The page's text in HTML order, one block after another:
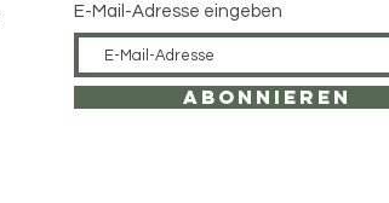
E-Mail-Adresse eingeben
Abonnieren